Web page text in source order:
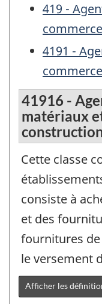
419 -
4191 -
41916 -
matériaux
Cette classe
consiste à
et des
fournitures
le versement
Afficher les